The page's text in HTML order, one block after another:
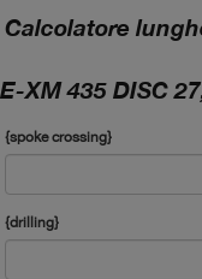
Calcolatore
E-XM 435 DISC
{spoke crossing}
{drilling}